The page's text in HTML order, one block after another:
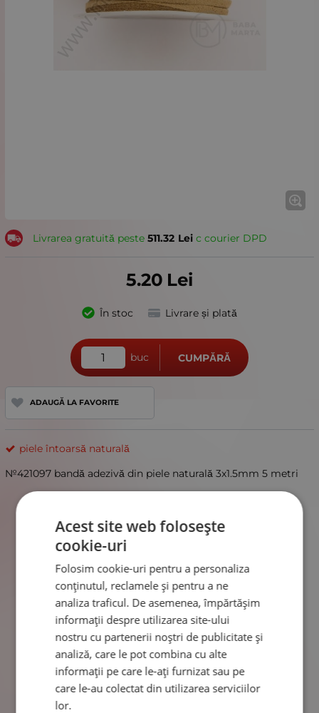
Livrarea gratuită peste 511.32 Leiс courier DPD
5.20 Lei
În stoc Livrare și plată
buc CUMPĂRĂ
ADAUGĂ LA FAVORITE
piele întoarsă naturală
№421097 bandă adezivă din piele naturală 3x1.5mm 5 metri
Acest site web folosește
cookie-uri
Folosim cookie-uri pentru a personaliza
conținutul, reclamele și pentru a ne
analiza traficul. De asemenea, împărtășim
informații despre utilizarea site-ului
nostru cu partenerii noștri de publicitate și
analiză, care le pot combina cu alte
informații pe care le-ați furnizat sau pe
care le-au colectat din utilizarea serviciilor
lor.